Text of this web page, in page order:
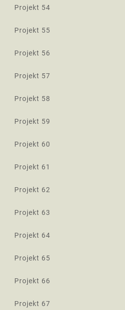
Projekt 54
Projekt 55
Projekt 56
Projekt 57
Projekt 58
Projekt 59
Projekt 60
Projekt 61
Projekt 62
Projekt 63
Projekt 64
Projekt 65
Projekt 66
Projekt 67